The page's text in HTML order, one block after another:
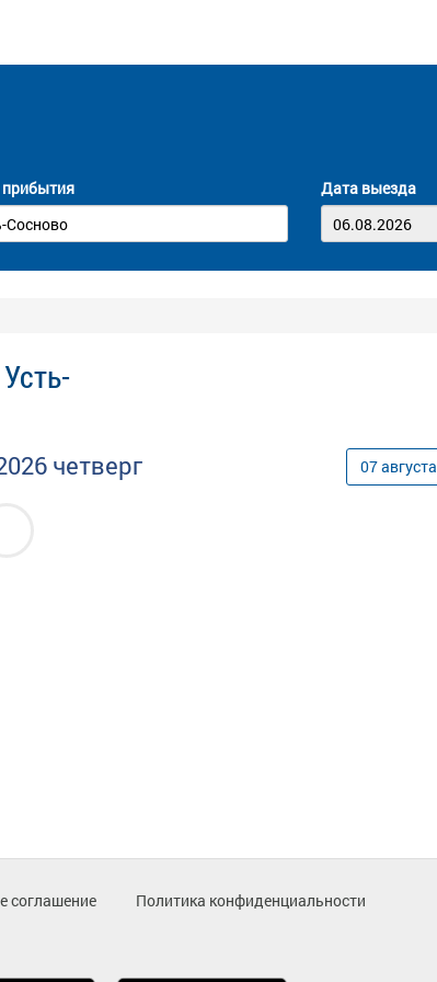
прибытия Дата выезда
четверг 07августа
соглашение
Политика конфиденциальности